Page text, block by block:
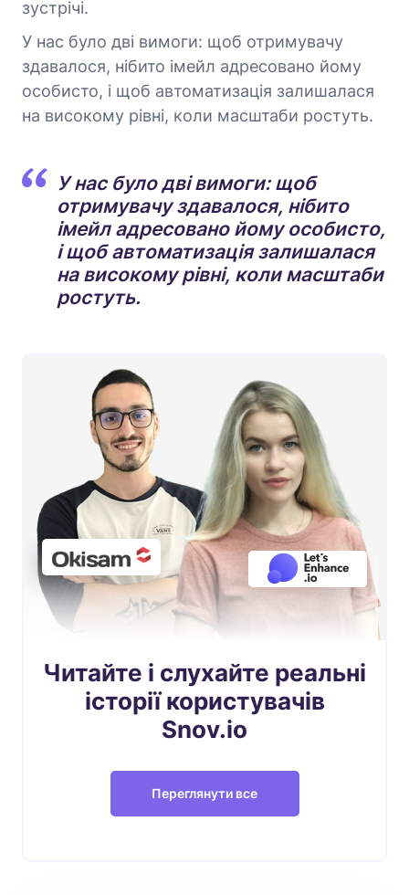
зустрічі.
У нас було дві вимоги: щоб отримувачу
здавалося, нібито імейл адресовано йому
особисто, і щоб автоматизація залишалася
на високому рівні, коли масштаби ростуть.
У нас було дві вимоги: щоб
отримувачу здавалося, нібито
імейл адресовано йому особисто,
і щоб автоматизація залишалася
на високому рівні, коли масштаби
ростуть.
Читайте і слухайте реальні
історії користувачів
Snov.io
Переглянути все